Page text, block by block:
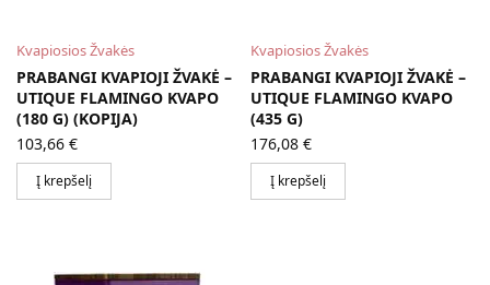
Kvapiosios Žvakės
PRABANGI KVAPIOJI ŽVAKĖ –
UTIQUE FLAMINGO KVAPO
(180 G) (KOPIJA)
103,66 €
Į krepšelį
Kvapiosios Žvakės
PRABANGI KVAPIOJI ŽVAKĖ –
UTIQUE FLAMINGO KVAPO
(435 G)
176,08 €
Į krepšelį